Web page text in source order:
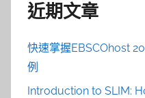
近期文章
快速掌握EBSCOhost
例
Introduction to SLIM: